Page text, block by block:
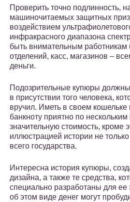
Проверить точно подлинность,
машиночитаемых защитных
воздействием
инфракрасного диапазона
быть внимательным работникам
отделений, касс, магазинов –
деньги.
Подозрительные купюры должны
в присутствии того человека,
вручил. Иметь в своем кошельке
банкноту приятно по
значительную стоимость, кроме
иллюстрацией истории не
всего государства.
Интересна история купюры,
дизайна, а также те средства,
специально разработаны для
об этом виде денег могут